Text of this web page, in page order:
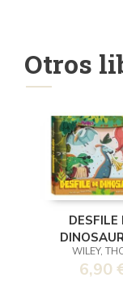
Otros
DESFILE
WILEY,
6,90